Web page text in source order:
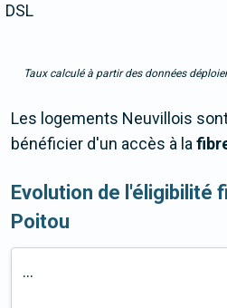
DSL
Taux calculé à partir des données
Les logements Neuvillois
bénéficier d'un accès à la
Evolution de l'éligibilité
Poitou
...